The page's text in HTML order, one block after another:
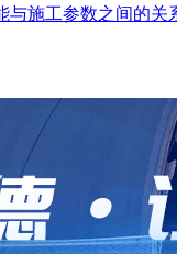
施工参数之间的关